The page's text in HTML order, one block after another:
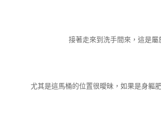
接著走來到洗手間來，這是
尤其是這馬桶的位置很曖昧，如果是身軀